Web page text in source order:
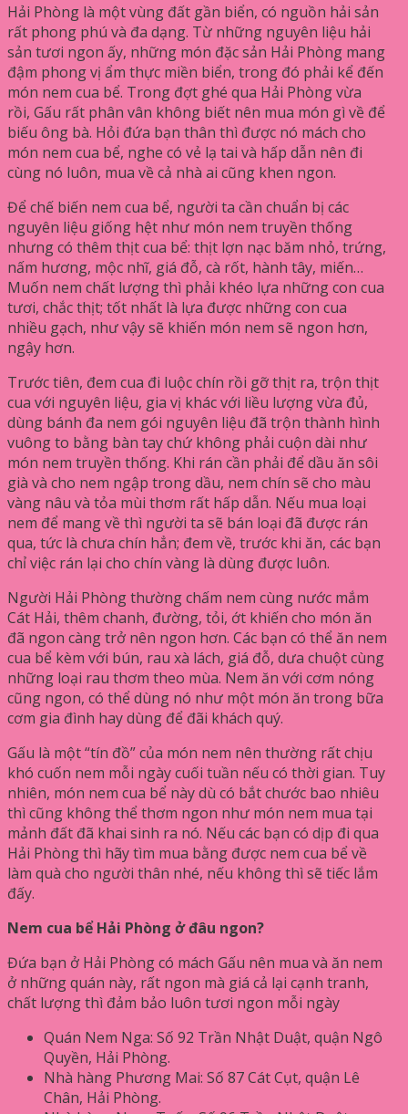
Hải Phòng là một vùng đất gần biển, có nguồn hải sản
rất phong phú và đa dạng. Từ những nguyên liệu hải
sản tươi ngon ấy, những món đặc sản Hải Phòng mang
đậm phong vị ẩm thực miền biển, trong đó phải kể đến
món nem cua bể. Trong đợt ghé qua Hải Phòng vừa
rồi, Gấu rất phân vân không biết nên mua món gì về để
biếu ông bà. Hỏi đứa bạn thân thì được nó mách cho
món nem cua bể, nghe có vẻ lạ tai và hấp dẫn nên đi
cùng nó luôn, mua về cả nhà ai cũng khen ngon.
Để chế biến nem cua bể, người ta cần chuẩn bị các
nguyên liệu giống hệt như món nem truyền thống
nhưng có thêm thịt cua bể: thịt lợn nạc băm nhỏ, trứng,
nấm hương, mộc nhĩ, giá đỗ, cà rốt, hành tây, miến…
Muốn nem chất lượng thì phải khéo lựa những con cua
tươi, chắc thịt; tốt nhất là lựa được những con cua
nhiều gạch, như vậy sẽ khiến món nem sẽ ngon hơn,
ngậy hơn.
Trước tiên, đem cua đi luộc chín rồi gỡ thịt ra, trộn thịt
cua với nguyên liệu, gia vị khác với liều lượng vừa đủ,
dùng bánh đa nem gói nguyên liệu đã trộn thành hình
vuông to bằng bàn tay chứ không phải cuộn dài như
món nem truyền thống. Khi rán cần phải để dầu ăn sôi
già và cho nem ngập trong dầu, nem chín sẽ cho màu
vàng nâu và tỏa mùi thơm rất hấp dẫn. Nếu mua loại
nem để mang về thì người ta sẽ bán loại đã được rán
qua, tức là chưa chín hẳn; đem về, trước khi ăn, các bạn
chỉ việc rán lại cho chín vàng là dùng được luôn.
Người Hải Phòng thường chấm nem cùng nước mắm
Cát Hải, thêm chanh, đường, tỏi, ớt khiến cho món ăn
đã ngon càng trở nên ngon hơn. Các bạn có thể ăn nem
cua bể kèm với bún, rau xà lách, giá đỗ, dưa chuột cùng
những loại rau thơm theo mùa. Nem ăn với cơm nóng
cũng ngon, có thể dùng nó như một món ăn trong bữa
cơm gia đình hay dùng để đãi khách quý.
Gấu là một “tín đồ” của món nem nên thường rất chịu
khó cuốn nem mỗi ngày cuối tuần nếu có thời gian. Tuy
nhiên, món nem cua bể này dù có bắt chước bao nhiêu
thì cũng không thể thơm ngon như món nem mua tại
mảnh đất đã khai sinh ra nó. Nếu các bạn có dịp đi qua
Hải Phòng thì hãy tìm mua bằng được nem cua bể về
làm quà cho người thân nhé, nếu không thì sẽ tiếc lắm
đấy.
Nem cua bể Hải Phòng ở đâu ngon?
Đứa bạn ở Hải Phòng có mách Gấu nên mua và ăn nem
ở những quán này, rất ngon mà giá cả lại cạnh tranh,
chất lượng thì đảm bảo luôn tươi ngon mỗi ngày
Quán Nem Nga: Số 92 Trần Nhật Duật, quận Ngô
Quyền, Hải Phòng.
Nhà hàng Phương Mai: Số 87 Cát Cụt, quận Lê
Chân, Hải Phòng.